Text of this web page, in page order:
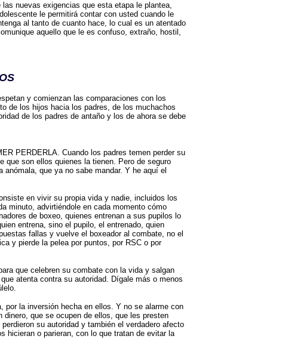
nuevas exigencias que esta etapa le plantea,
le permitirá contar con usted cuando le
al tanto de cuanto hace, lo cual es un atentado
aquello que le es confuso, extraño, hostil,
y comienzan las comparaciones con los
de los hijos hacia los padres, de los muchachos
de los padres de antaño y los de ahora se debe
PERDERLA. Cuando los padres temen perder su
que son ellos quienes la tienen. Pero de seguro
que ya no sabe mandar. Y he aquí el
en vivir su propia vida y nadie, incluidos los
minuto, advirtiéndole en cada momento cómo
de boxeo, quienes entrenan a sus pupilos lo
entrena, sino el pupilo, el entrenado, quien
fallas y vuelve el boxeador al combate, no el
y pierde la pelea por puntos, por RSC o por
que celebren su combate con la vida y salgan
atenta contra su autoridad. Dígale más o menos
la inversión hecha en ellos. Y no se alarme con
que se ocupen de ellos, que les presten
su autoridad y también el verdadero afecto
hicieran o parieran, con lo que tratan de evitar la